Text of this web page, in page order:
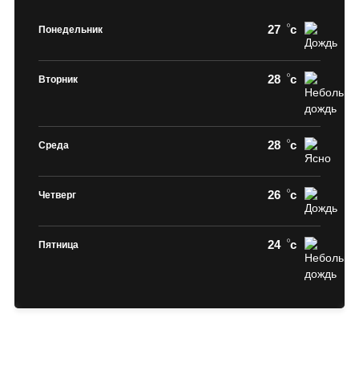
Понедельник 27 c
Вторник 28 c
Среда 28 c
Четверг 26 c
Пятница 24 c